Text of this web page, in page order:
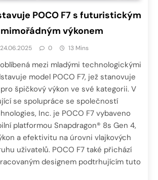
POCO F7 s futuristickým
výkonem
24.06.2025 0 13 Mins
mezi mladými technologickými
model POCO F7, jež stanovuje
špičkový výkon ve své kategorii. V
se spolupráce se společností
Inc. je POCO F7 vybaveno
platformou Snapdragon® 8s Gen 4,
a efektivitu na úrovni vlajkových
uživatelů. POCO F7 také přichází
designem podtrhujícím tuto